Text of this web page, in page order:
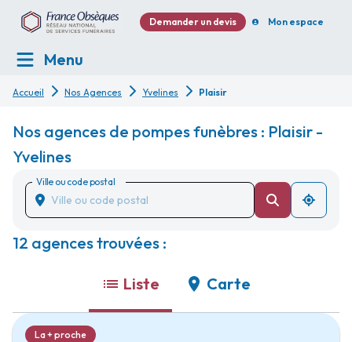
Demander un devis Mon espace
Menu
Accueil Nos Agences Yvelines Plaisir
Nos agences de pompes funèbres : Plaisir -
Yvelines
Ville ou code postal
12 agences trouvées :
Liste Carte
La + proche